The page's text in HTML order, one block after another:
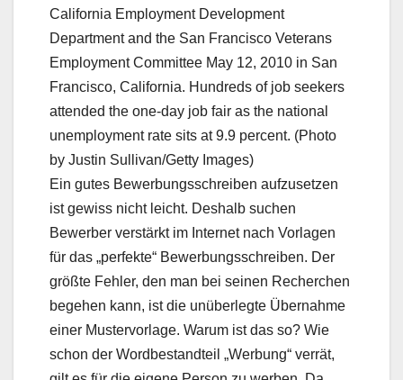
Ein gutes Bewerbungsschreiben aufzusetzen
ist gewiss nicht leicht. Deshalb suchen
Bewerber verstärkt im Internet nach Vorlagen
für das „perfekte“ Bewerbungsschreiben. Der
größte Fehler, den man bei seinen Recherchen
begehen kann, ist die unüberlegte Übernahme
einer Mustervorlage. Warum ist das so? Wie
schon der Wordbestandteil „Werbung“ verrät,